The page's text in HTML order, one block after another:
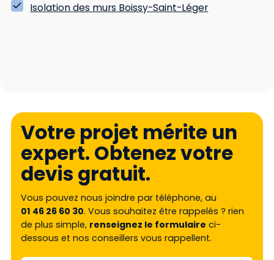
Isolation des murs Boissy-Saint-Léger
Votre projet mérite un
expert. Obtenez votre
devis gratuit.
Vous pouvez nous joindre par téléphone, au
01 46 26 60 30. Vous souhaitez être rappelés ? rien
de plus simple, renseignez le formulaire ci-
dessous et nos conseillers vous rappellent.